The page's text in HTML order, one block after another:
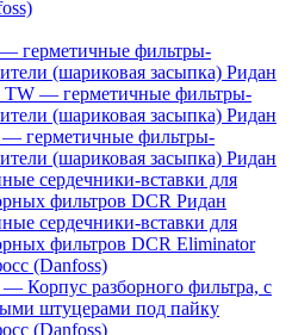
герметичные фильтры-
(шариковая засыпка) Ридан
— герметичные фильтры-
(шариковая засыпка) Ридан
герметичные фильтры-
(шариковая засыпка) Ридан
сердечники-вставки для
фильтров DCR Ридан
сердечники-вставки для
фильтров DCR Eliminator
(Danfoss)
Корпус разборного фильтра, с
штуцерами под пайку
(Danfoss)